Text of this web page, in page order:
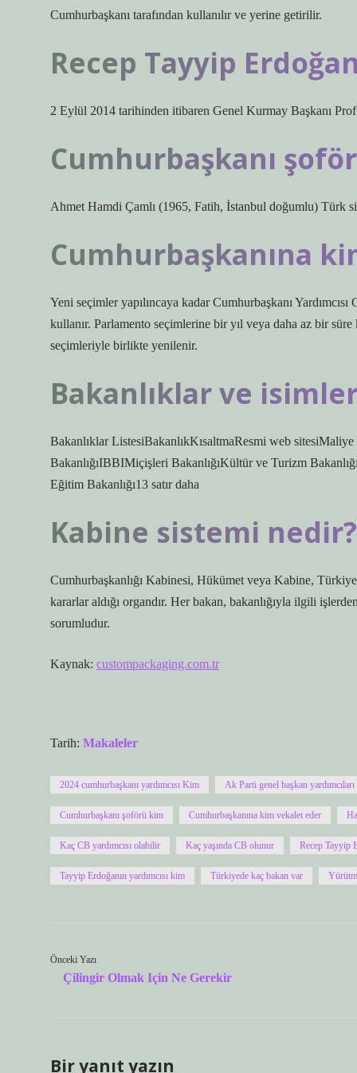
Cumhurbaşkanı tarafından kullanılır ve yerine getirilir.
Recep Tayyip
2 Eylül 2014 tarihinden itibaren Genel Kurmay Başkanı
Cumhurbaşkanı
Ahmet Hamdi Çamlı (1965, Fatih, İstanbul doğumlu) Türk
Cumhurbaşkanına
Yeni seçimler yapılıncaya kadar Cumhurbaşkanı
kullanır. Parlamento seçimlerine bir yıl veya daha az bir
seçimleriyle birlikte yenilenir.
Bakanlıklar ve
Bakanlıklar ListesiBakanlıkKısaltmaResmi web
BakanlığıIBBIMiçişleri BakanlığıKültür ve Turizm
Eğitim Bakanlığı13 satır daha
Kabine sistemi nedir?
Cumhurbaşkanlığı Kabinesi, Hükümet veya Kabine,
kararlar aldığı organdır. Her bakan, bakanlığıyla ilgili
sorumludur.
Kaynak: custompackaging.com.tr
Tarih: Makaleler
2024 cumhurbaşkanı yardımcısı Kim Ak Parti genel başkan
Cumhurbaşkanı şoförü kim Cumhurbaşkanına kim vekalet eder
Kaç CB yardımcısı olabilir Kaç yaşında CB olunur Recep Tayyip
Tayyip Erdoğanın yardımcısı kim Türkiyede kaç bakan var
Önceki Yazı
Çilingir Olmak Için Ne Gerekir
Bir yanıt yazın